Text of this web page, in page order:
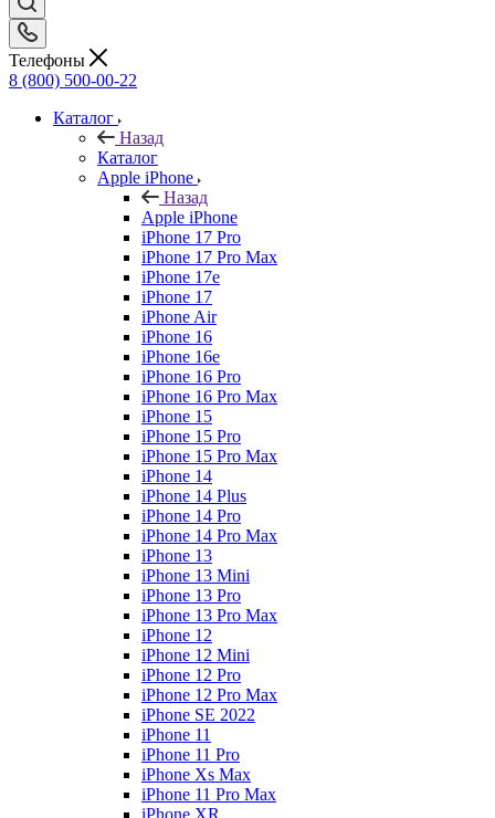
Телефоны
8 (800) 500-00-22
Каталог
Назад
Каталог
Apple iPhone
Назад
Apple iPhone
iPhone 17 Pro
iPhone 17 Pro Max
iPhone 17e
iPhone 17
iPhone Air
iPhone 16
iPhone 16e
iPhone 16 Pro
iPhone 16 Pro Max
iPhone 15
iPhone 15 Pro
iPhone 15 Pro Max
iPhone 14
iPhone 14 Plus
iPhone 14 Pro
iPhone 14 Pro Max
iPhone 13
iPhone 13 Mini
iPhone 13 Pro
iPhone 13 Pro Max
iPhone 12
iPhone 12 Mini
iPhone 12 Pro
iPhone 12 Pro Max
iPhone SE 2022
iPhone 11
iPhone 11 Pro
iPhone Xs Max
iPhone 11 Pro Max
iPhone XR